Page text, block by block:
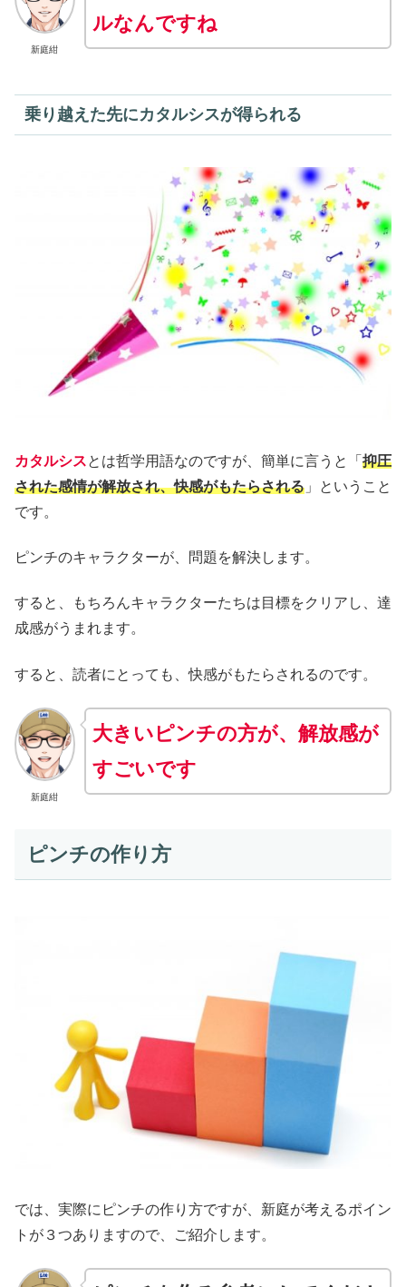
新庭紺
ルなんですね
乗り越えた先にカタルシスが得られる
カタルシスとは哲学用語なのですが、簡単に言うと「 抑圧
された感情が解放され、快感がもたらされる 」ということ
です。
ピンチのキャラクターが、問題を解決します。
すると、もちろんキャラクターたちは目標をクリアし、達
成感がうまれます。
すると、読者にとっても、快感がもたらされるのです。
新庭紺
大きいピンチの方が、解放感が
すごいです
ピンチの作り方
では、実際にピンチの作り方ですが、新庭が考えるポイン
トが３つありますので、ご紹介します。